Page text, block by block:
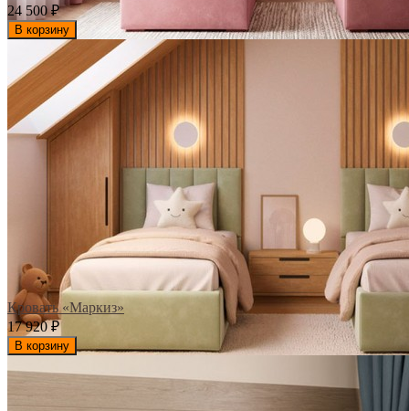
24 500₽
В корзину
Кровать «Маркиз»
17 920₽
В корзину